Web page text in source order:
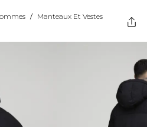
/ Manteaux Et Vestes